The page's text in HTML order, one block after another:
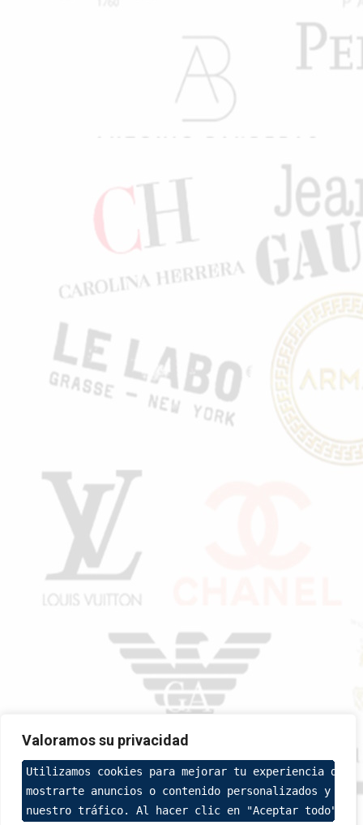
Valoramos su privacidad
Utilizamos cookies para mejorar tu experiencia de
mostrarte anuncios o contenido personalizados y
nuestro tráfico. Al hacer clic en "Aceptar todo",